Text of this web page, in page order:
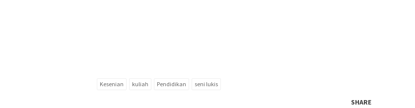
Kesenian kuliah Pendidikan seni lukis
SHARE